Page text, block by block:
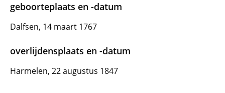
geboorteplaats en -datum
Dalfsen, 14 maart 1767
overlijdensplaats en -datum
Harmelen, 22 augustus 1847